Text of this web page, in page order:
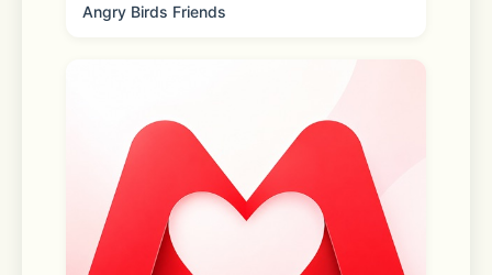
3.--付款：确认购买后，您的iTunes账
户将被收取费用，订阅将会自动续订。
Angry Birds Friends